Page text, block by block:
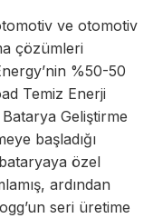
ve otomotiv
çözümleri
%50-50
Temiz Enerji
Geliştirme
başladığı
özel
ardından
seri üretime